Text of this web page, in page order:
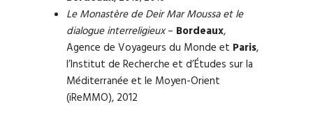
Le Monastère de Deir Mar Moussa et le
dialogue interreligieux– Bordeaux,
Agence de Voyageurs du Monde et Paris,
l’Institut de Recherche et d’Études sur la
Méditerranée et le Moyen-Orient
(iReMMO), 2012